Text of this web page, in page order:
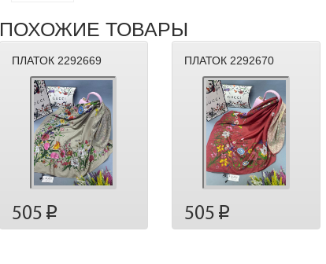
ПОХОЖИЕ ТОВАРЫ
ПЛАТОК 2292669
505 p
ПЛАТОК 2292670
505 p